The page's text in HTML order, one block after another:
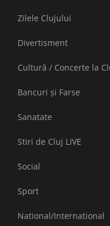
Zilele Clujului
Divertisment
Cultură / Concerte la
Bancuri și Farse
Sanatate
Stiri de Cluj LIVE
Social
Sport
National/International